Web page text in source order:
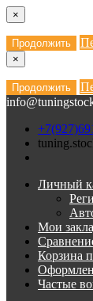
×
Продолжить
×
Продолжить
Личный
Мои
Корзина
Частые